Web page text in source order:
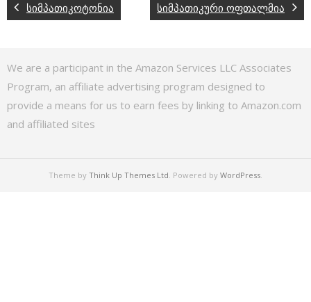
სიმპათიკოტონია სიმპათიკური ოფთალმია
We are a participant in the Amazon Services LLC Associates
Program, an affiliate advertising program designed to
provide a means for us to earn fees by linking to Amazon.com
and affiliated sites
Theme by Think Up Themes Ltd. Powered by WordPress.